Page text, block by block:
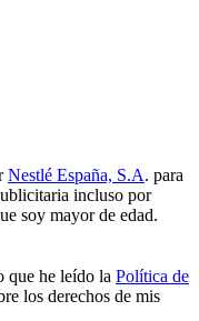
Nestlé España, S.A. para
incluso por
soy mayor de edad.
que he leído la Política de
los derechos de mis